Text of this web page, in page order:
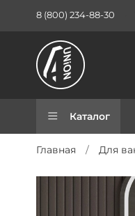
8 (800) 234-88-30
Каталог
Главная Для